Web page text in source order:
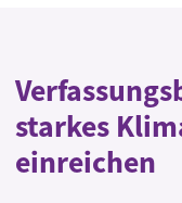
starkes
einreichen